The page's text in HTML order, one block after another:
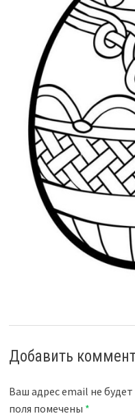
Добавить
Ваш адрес email не
поля помечены *